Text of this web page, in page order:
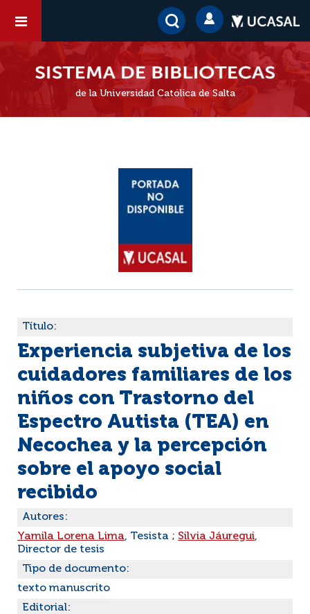
de la Universidad Católica de Salta
Título:
Experiencia subjetiva de los
cuidadores familiares de los
niños con Trastorno del
Espectro Autista (TEA) en
Necochea y la percepción
sobre el apoyo social
recibido
Autores:
Yamila Lorena Lima, Tesista ; Silvia Jáuregui,
Director de tesis
Tipo de documento:
texto manuscrito
Editorial: